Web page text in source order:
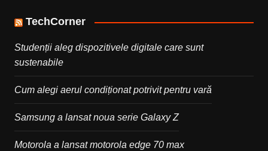
TechCorner
Studenții aleg dispozitivele digitale care sunt
sustenabile
Cum alegi aerul condiționat potrivit pentru vară
Samsung a lansat noua serie Galaxy Z
Motorola a lansat motorola edge 70 max